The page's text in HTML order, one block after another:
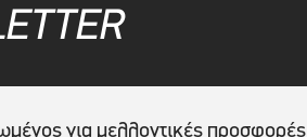
για μελλοντικές προσφορές